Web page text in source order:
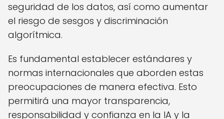
seguridad de los datos, así como aumentar
el riesgo de sesgos y discriminación
algorítmica.
Es fundamental establecer estándares y
normas internacionales que aborden estas
preocupaciones de manera efectiva. Esto
permitirá una mayor transparencia,
responsabilidad y confianza en la IA y la